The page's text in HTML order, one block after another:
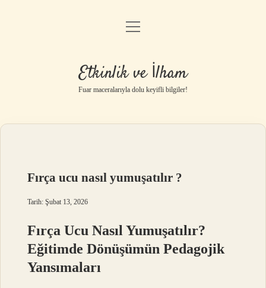
Anasayfa
Gizlilik Politikası
Yasal Uyarı
menüyü
Etkinlik ve İlham
Fuar maceralarıyla dolu keyifli bilgiler!
Fırça ucu nasıl yumuşatılır ?
Tarih: Şubat 13, 2026
Fırça Ucu Nasıl Yumuşatılır?
Eğitimde Dönüşümün Pedagojik
Yansımaları